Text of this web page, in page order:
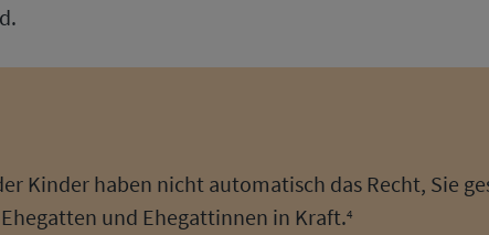
Kinder haben nicht automatisch das Recht, Sie
und Ehegattinnen in Kraft.4